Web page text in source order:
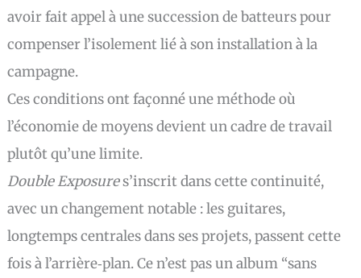
avoir fait appel à une succession de batteurs pour
compenser l’isolement lié à son installation à la
campagne.
Ces conditions ont façonné une méthode où
l’économie de moyens devient un cadre de travail
plutôt qu’une limite.
Double Exposures’inscrit dans cette continuité,
avec un changement notable : les guitares,
longtemps centrales dans ses projets, passent cette
fois à l’arrière‑plan. Ce n’est pas un album “sans